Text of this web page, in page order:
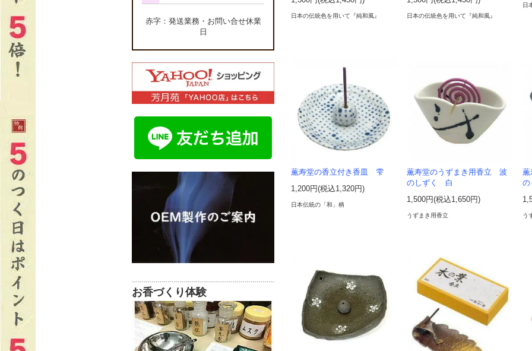
日本の伝統色を用いて『純和風』 日本の伝統色を用いて『純和風』
日
薫寿堂の香立付き香皿 雫
1,200円(税込1,320円)
日本伝統の「和」柄
薫寿堂のうずまき用香立 波
のしずく 白
1,500円(税込1,650円)
うずまき用香立
薫
う
赤字：発送業務・お問い合せ休業
日
お香づくり体験